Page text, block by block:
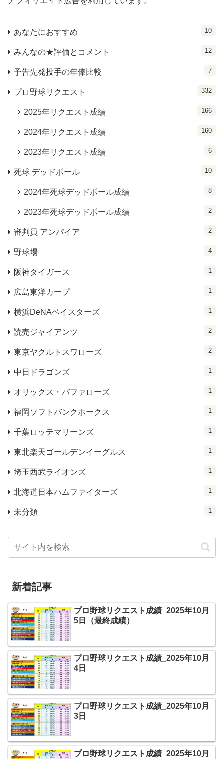
あなたにおすすめ 10
みんなの★評価とコメント 12
予告先発投手の年俸比較 7
プロ野球リクエスト 332
2025年リクエスト成績 166
2024年リクエスト成績 160
2023年リクエスト成績 6
死球 デッドボール 10
2024年死球デッドボール成績 8
2023年死球デッドボール成績 2
審判員 アンパイア 2
野球場 4
阪神タイガース 1
広島東洋カープ 1
横浜DeNAベイスターズ 1
読売ジャイアンツ 2
東京ヤクルトスワローズ 2
中日ドラゴンズ 1
オリックス・バファローズ 1
福岡ソフトバンクホークス 1
千葉ロッテマリーンズ 1
東北楽天ゴールデンイーグルス 1
埼玉西武ライオンズ 1
北海道日本ハムファイターズ 1
未分類 1
新着記事
プロ野球リクエスト成績_2025年10月
5日（最終成績）
プロ野球リクエスト成績_2025年10月
4日
プロ野球リクエスト成績_2025年10月
3日
プロ野球リクエスト成績_2025年10月